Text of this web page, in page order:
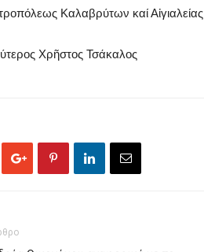
Καλαβρύτων καί Αἰγιαλείας
Χρῆστος Τσάκαλος